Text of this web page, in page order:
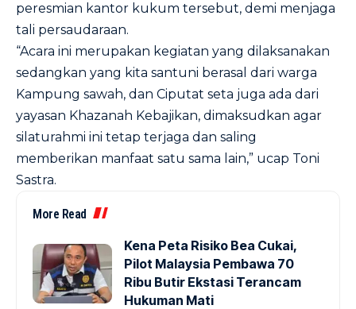
peresmian kantor kukum tersebut, demi menjaga
tali persaudaraan.
“Acara ini merupakan kegiatan yang dilaksanakan
sedangkan yang kita santuni berasal dari warga
Kampung sawah, dan Ciputat seta juga ada dari
yayasan Khazanah Kebajikan, dimaksudkan agar
silaturahmi ini tetap terjaga dan saling
memberikan manfaat satu sama lain,” ucap Toni
Sastra.
More Read
Kena Peta Risiko Bea Cukai,
Pilot Malaysia Pembawa 70
Ribu Butir Ekstasi Terancam
Hukuman Mati